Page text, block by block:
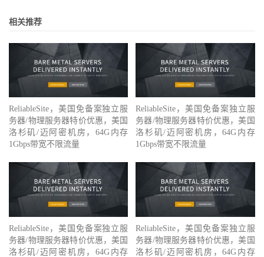
相关推荐
ReliableSite，美国免备案独立服
务器/物理服务器特价优惠，美国
洛杉矶/迈阿密机房，64G内存
1Gbps带宽不限流量
ReliableSite，美国免备案独立服
务器/物理服务器特价优惠，美国
洛杉矶/迈阿密机房，64G内存
1Gbps带宽不限流量
ReliableSite，美国免备案独立服
务器/物理服务器特价优惠，美国
洛杉矶/迈阿密机房，64G内存
ReliableSite，美国免备案独立服
务器/物理服务器特价优惠，美国
洛杉矶/迈阿密机房，64G内存